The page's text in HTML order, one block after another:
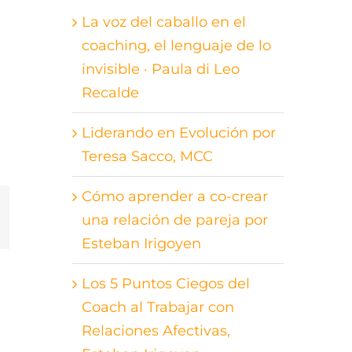
La voz del caballo en el
coaching, el lenguaje de lo
invisible · Paula di Leo
Recalde
Liderando en Evolución por
Teresa Sacco, MCC
Cómo aprender a co-crear
una relación de pareja por
Esteban Irigoyen
Los 5 Puntos Ciegos del
Coach al Trabajar con
Relaciones Afectivas,